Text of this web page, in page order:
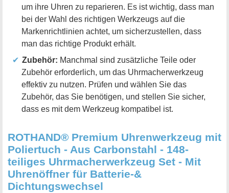
um ihre Uhren zu reparieren. Es ist wichtig, dass man
bei der Wahl des richtigen Werkzeugs auf die
Markenrichtlinien achtet, um sicherzustellen, dass
man das richtige Produkt erhält.
Zubehör: Manchmal sind zusätzliche Teile oder
Zubehör erforderlich, um das Uhrmacherwerkzeug
effektiv zu nutzen. Prüfen und wählen Sie das
Zubehör, das Sie benötigen, und stellen Sie sicher,
dass es mit dem Werkzeug kompatibel ist.
ROTHAND® Premium Uhrenwerkzeug mit
Poliertuch - Aus Carbonstahl - 148-
teiliges Uhrmacherwerkzeug Set - Mit
Uhrenöffner für Batterie-&
Dichtungswechsel